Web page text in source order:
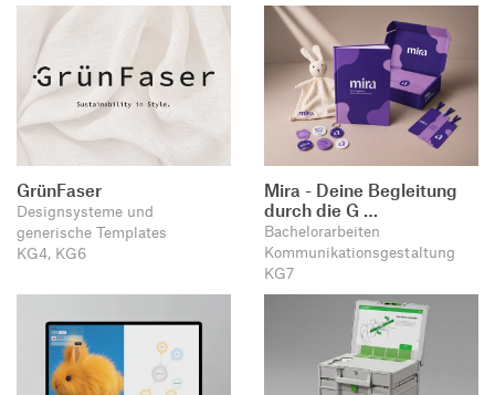
GrünFaser
Designsysteme und
generische Templates
KG4, KG6
Mira - Deine Begleitung
durch die G …
Bachelorarbeiten
Kommunikationsgestaltung
KG7